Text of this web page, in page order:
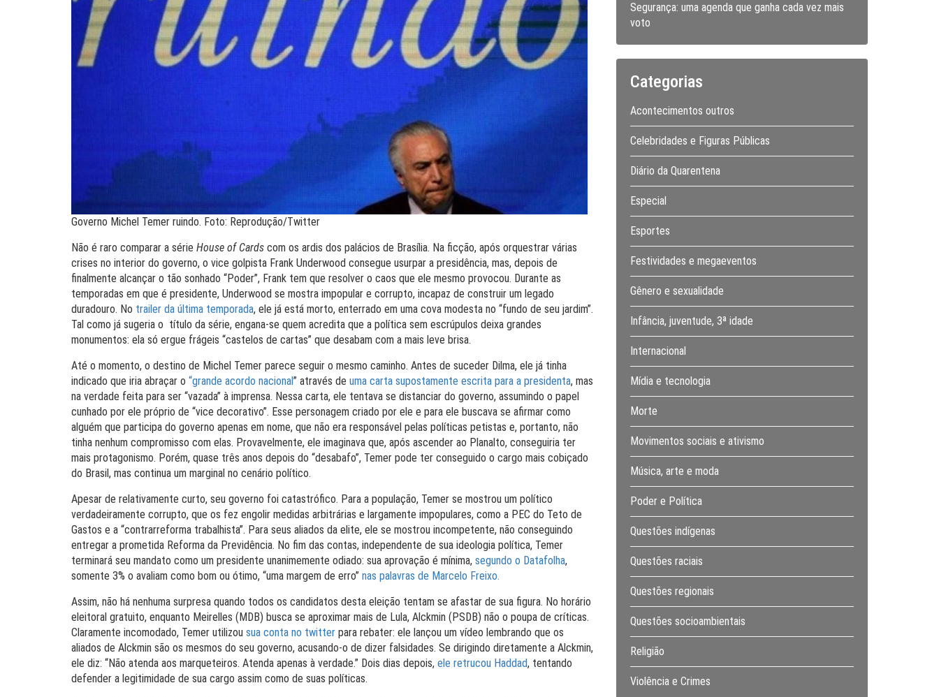
Governo Michel Temer ruindo. Foto: Reprodução/Twitter
Não é raro comparar a série House of Cards com os ardis dos palácios de Brasília. Na ficção, após orquestrar várias
crises no interior do governo, o vice golpista Frank Underwood consegue usurpar a presidência, mas, depois de
finalmente alcançar o tão sonhado “Poder”, Frank tem que resolver o caos que ele mesmo provocou. Durante as
temporadas em que é presidente, Underwood se mostra impopular e corrupto, incapaz de construir um legado
duradouro. No trailer da última temporada, ele já está morto, enterrado em uma cova modesta no “fundo de seu jardim”.
Tal como já sugeria o título da série, engana-se quem acredita que a política sem escrúpulos deixa grandes
monumentos: ela só ergue frágeis “castelos de cartas” que desabam com a mais leve brisa.
Até o momento, o destino de Michel Temer parece seguir o mesmo caminho. Antes de suceder Dilma, ele já tinha
indicado que iria abraçar o “grande acordo nacional” através de uma carta supostamente escrita para a presidenta, mas
na verdade feita para ser “vazada” à imprensa. Nessa carta, ele tentava se distanciar do governo, assumindo o papel
cunhado por ele próprio de “vice decorativo”. Esse personagem criado por ele e para ele buscava se afirmar como
alguém que participa do governo apenas em nome, que não era responsável pelas políticas petistas e, portanto, não
tinha nenhum compromisso com elas. Provavelmente, ele imaginava que, após ascender ao Planalto, conseguiria ter
mais protagonismo. Porém, quase três anos depois do “desabafo”, Temer pode ter conseguido o cargo mais cobiçado
do Brasil, mas continua um marginal no cenário político.
Apesar de relativamente curto, seu governo foi catastrófico. Para a população, Temer se mostrou um político
verdadeiramente corrupto, que os fez engolir medidas arbitrárias e largamente impopulares, como a PEC do Teto de
Gastos e a “contrarreforma trabalhista”. Para seus aliados da elite, ele se mostrou incompetente, não conseguindo
entregar a prometida Reforma da Previdência. No fim das contas, independente de sua ideologia política, Temer
terminará seu mandato como um presidente unanimemente odiado: sua aprovação é mínima, segundo o Datafolha,
somente 3% o avaliam como bom ou ótimo, “uma margem de erro” nas palavras de Marcelo Freixo.
Assim, não há nenhuma surpresa quando todos os candidatos desta eleição tentam se afastar de sua figura. No horário
eleitoral gratuito, enquanto Meirelles (MDB) busca se aproximar mais de Lula, Alckmin (PSDB) não o poupa de críticas.
Claramente incomodado, Temer utilizou sua conta no twitter para rebater: ele lançou um vídeo lembrando que os
aliados de Alckmin são os mesmos do seu governo, acusando-o de dizer falsidades. Se dirigindo diretamente a Alckmin,
ele diz: “Não atenda aos marqueteiros. Atenda apenas à verdade.” Dois dias depois, ele retrucou Haddad, tentando
defender a legitimidade de sua cargo assim como de suas políticas.
Segurança: uma agenda que ganha cada vez mais
voto
Categorias
Acontecimentos outros
Celebridades e Figuras Públicas
Diário da Quarentena
Especial
Esportes
Festividades e megaeventos
Gênero e sexualidade
Infância, juventude, 3ª idade
Internacional
Mídia e tecnologia
Morte
Movimentos sociais e ativismo
Música, arte e moda
Poder e Política
Questões indígenas
Questões raciais
Questões regionais
Questões socioambientais
Religião
Violência e Crimes